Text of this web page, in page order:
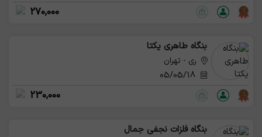
270,000
بنگاه طاهری یکتا
ری - تهران
05/05/18
230,000
بنگاه فلزات نجفی جمال